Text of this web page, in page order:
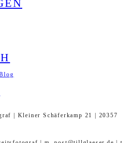
| Kleiner Schäferkamp 21 | 20357